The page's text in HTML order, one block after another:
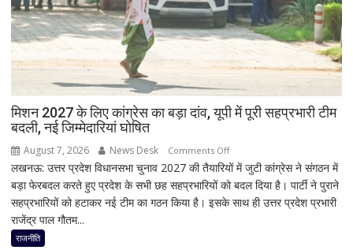
इस्लामाबाद
दी
मिशन 2027 के लिए कांग्रेस का बड़ा दांव, यूपी में पूरी सहप्रभारी टीम
बदली, नई जिम्मेदारियां घोषित
August 7, 2026 News Desk Comments Offon
मिशन
2027
के
लखनऊ: उत्तर प्रदेश विधानसभा चुनाव 2027 की तैयारियों में जुटी कांग्रेस ने संगठन में
बड़ा फेरबदल करते हुए प्रदेश के सभी छह सहप्रभारियों को बदल दिया है। पार्टी ने पुराने
सहप्रभारियों को हटाकर नई टीम का गठन किया है। इसके साथ ही उत्तर प्रदेश प्रभारी
राजेंद्र पाल गौतम...
राजनीति